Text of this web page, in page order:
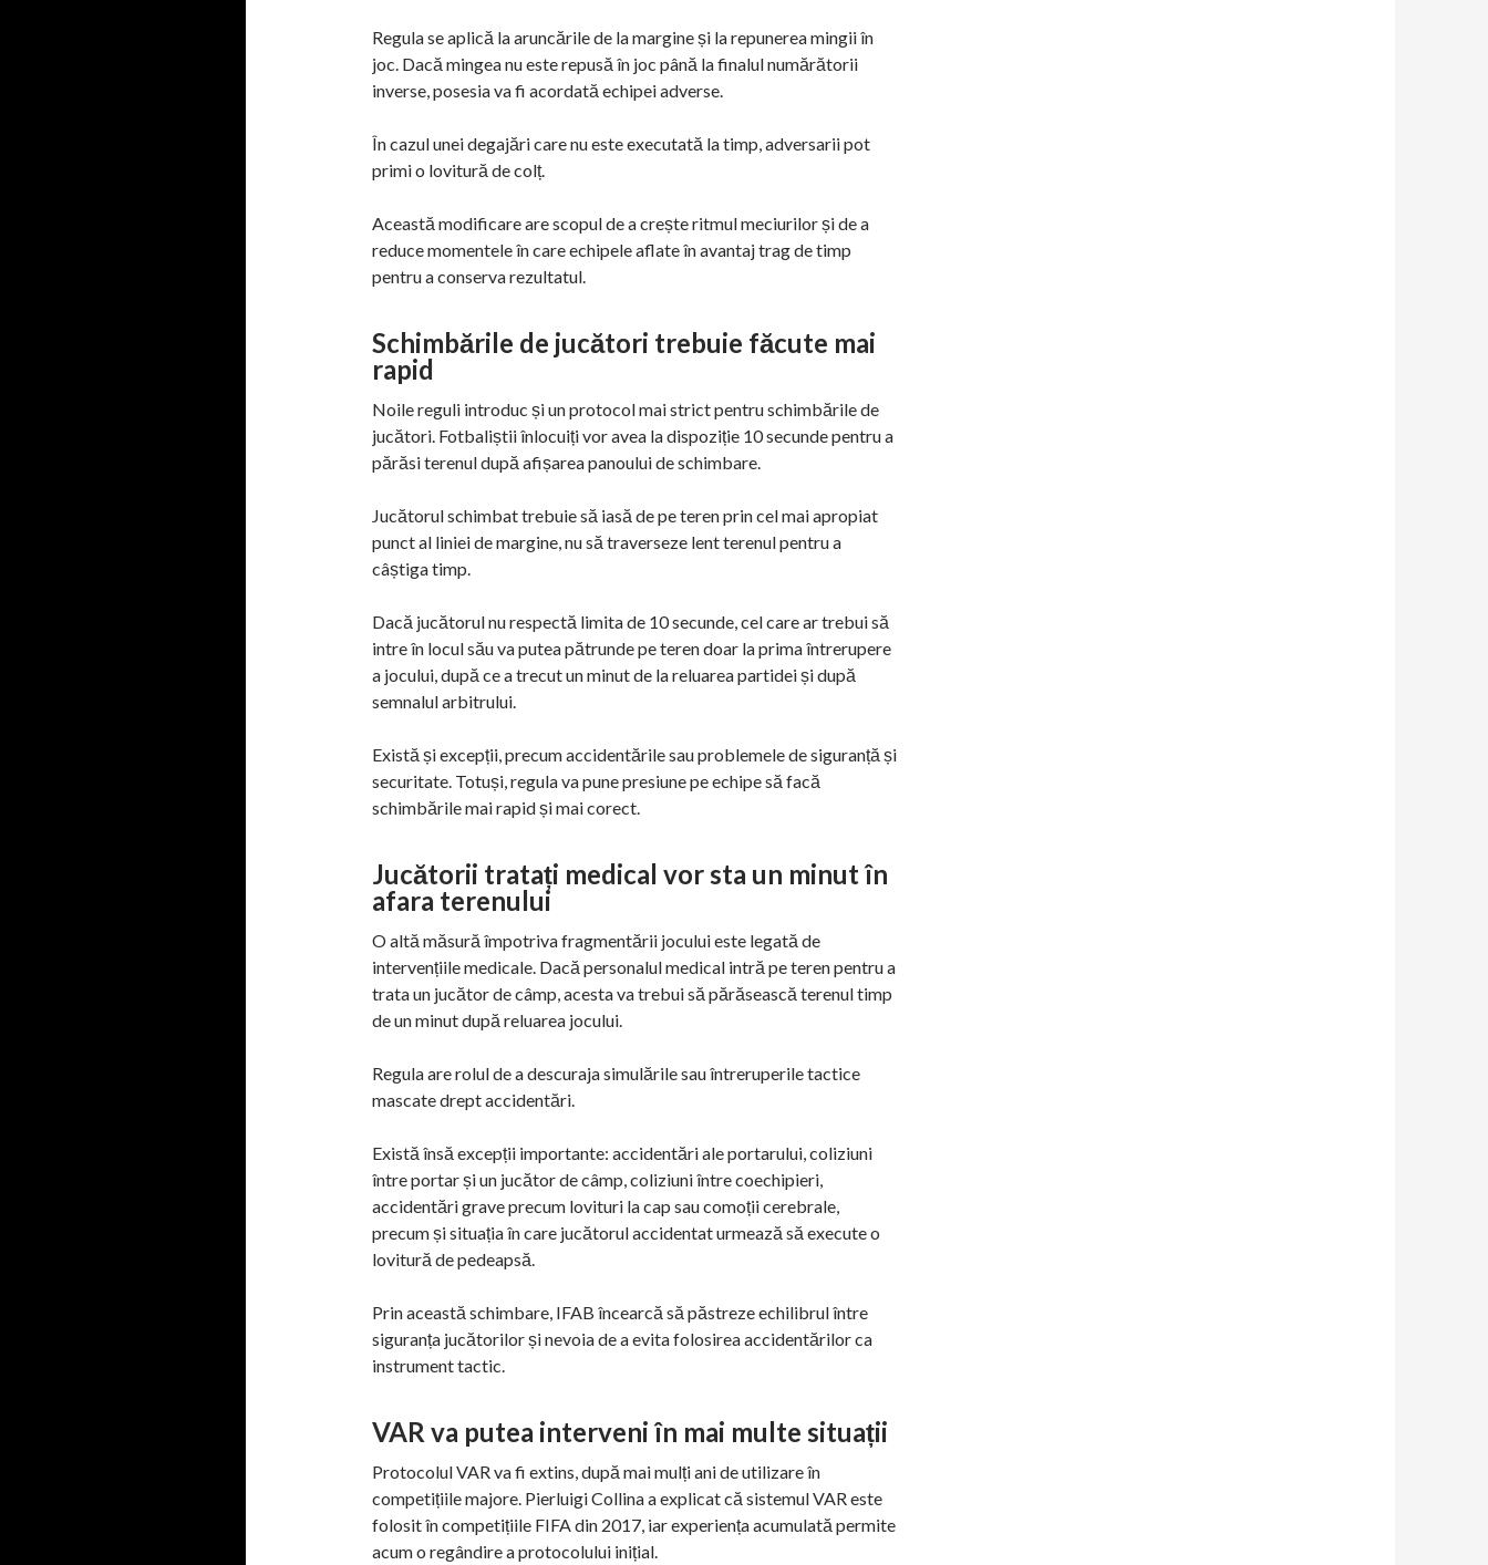
Regula se aplică la aruncările de la margine și la repunerea mingii în
joc. Dacă mingea nu este repusă în joc până la finalul numărătorii
inverse, posesia va fi acordată echipei adverse.
În cazul unei degajări care nu este executată la timp, adversarii pot
primi o lovitură de colț.
Această modificare are scopul de a crește ritmul meciurilor și de a
reduce momentele în care echipele aflate în avantaj trag de timp
pentru a conserva rezultatul.
Schimbările de jucători trebuie făcute mai
rapid
Noile reguli introduc și un protocol mai strict pentru schimbările de
jucători. Fotbaliștii înlocuiți vor avea la dispoziție 10 secunde pentru a
părăsi terenul după afișarea panoului de schimbare.
Jucătorul schimbat trebuie să iasă de pe teren prin cel mai apropiat
punct al liniei de margine, nu să traverseze lent terenul pentru a
câștiga timp.
Dacă jucătorul nu respectă limita de 10 secunde, cel care ar trebui să
intre în locul său va putea pătrunde pe teren doar la prima întrerupere
a jocului, după ce a trecut un minut de la reluarea partidei și după
semnalul arbitrului.
Există și excepții, precum accidentările sau problemele de siguranță și
securitate. Totuși, regula va pune presiune pe echipe să facă
schimbările mai rapid și mai corect.
Jucătorii tratați medical vor sta un minut în
afara terenului
O altă măsură împotriva fragmentării jocului este legată de
intervențiile medicale. Dacă personalul medical intră pe teren pentru a
trata un jucător de câmp, acesta va trebui să părăsească terenul timp
de un minut după reluarea jocului.
Regula are rolul de a descuraja simulările sau întreruperile tactice
mascate drept accidentări.
Există însă excepții importante: accidentări ale portarului, coliziuni
între portar și un jucător de câmp, coliziuni între coechipieri,
accidentări grave precum lovituri la cap sau comoții cerebrale,
precum și situația în care jucătorul accidentat urmează să execute o
lovitură de pedeapsă.
Prin această schimbare, IFAB încearcă să păstreze echilibrul între
siguranța jucătorilor și nevoia de a evita folosirea accidentărilor ca
instrument tactic.
VAR va putea interveni în mai multe situații
Protocolul VAR va fi extins, după mai mulți ani de utilizare în
competițiile majore. Pierluigi Collina a explicat că sistemul VAR este
folosit în competițiile FIFA din 2017, iar experiența acumulată permite
acum o regândire a protocolului inițial.